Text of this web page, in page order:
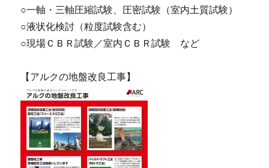
○一軸・三軸圧縮試験、圧密試験（室内土質試験）
○液状化検討（粒度試験含む）
○現場ＣＢＲ試験／室内ＣＢＲ試験 など
【アルクの地盤改良工事】